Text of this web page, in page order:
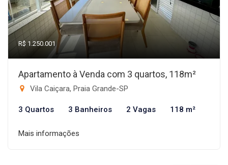
R$ 1.250.001
Apartamento à Venda com 3 quartos, 118m²
Vila Caiçara, Praia Grande-SP
3 Quartos 3 Banheiros 2 Vagas 118 m²
Mais informações